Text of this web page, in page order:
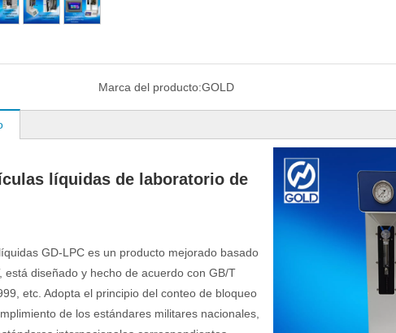
Marca del producto:GOLD
líquidas de laboratorio de
GD-LPC es un producto mejorado basado
está diseñado y hecho de acuerdo con GB/T
etc. Adopta el principio del conteo de bloqueo
de los estándares militares nacionales,